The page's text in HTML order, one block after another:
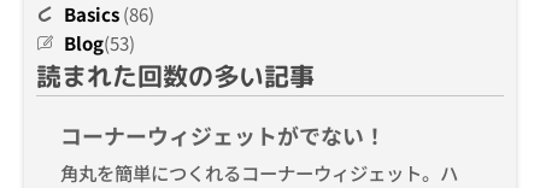
Basics(86)
Blog(53)
読まれた回数の多い記事
コーナーウィジェットがでない！
角丸を簡単につくれるコーナーウィジェット。ハ